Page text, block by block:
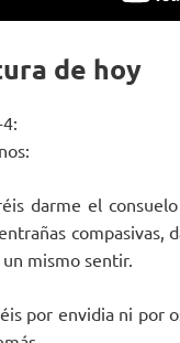
de hoy
darme el
compasivas,
mismo sentir.
por envidia ni por